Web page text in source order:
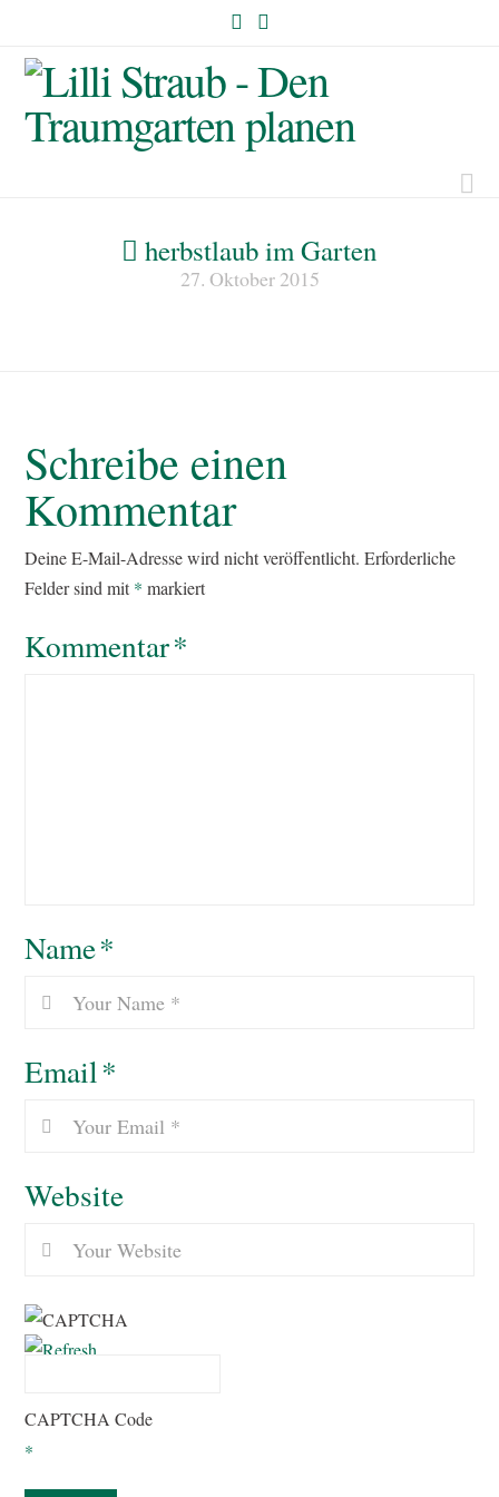
herbstlaub im Garten
27. Oktober 2015
Schreibe einen
Kommentar
Deine E-Mail-Adresse wird nicht veröffentlicht. Erforderliche
Felder sind mit* markiert
Kommentar*
Name*
Email*
Website
CAPTCHA Code
*